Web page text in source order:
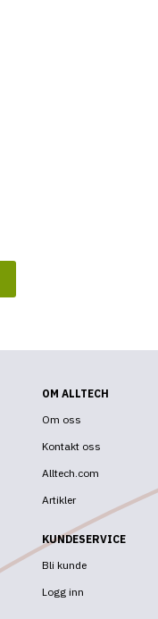
OM ALLTECH
Om oss
Kontakt oss
Alltech.com
Artikler
KUNDESERVICE
Bli kunde
Logg inn